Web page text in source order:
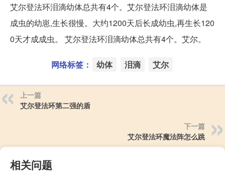
艾尔登法环泪滴幼体总共有4个。艾尔登法环泪滴幼体是
成虫的幼崽,生长很慢。大约1200天后长成幼虫,再生长120
0天才成成虫。 艾尔登法环泪滴幼体总共有4个。艾尔。
网络标签： 幼体 泪滴 艾尔
上一篇
艾尔登法环第二强的盾
下一篇
艾尔登法环魔法阵怎么跳
相关问题